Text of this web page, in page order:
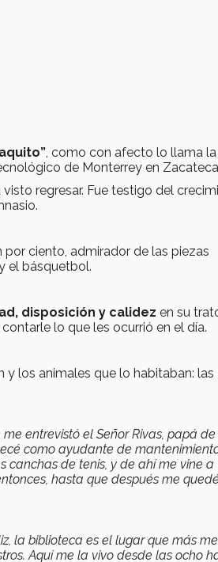
, como con afecto lo llama la
de Monterrey en
regresar. Fue testigo del
ciento, admirador de las piezas
el básquetbol.
disposición y calidez en su
lo que les ocurrió en el día.
y los animales que lo habitaban: las
entrevistó el Señor Rivas, papá
como ayudante de
canchas de tenis, y de ahí me vine a
hasta que después me
la biblioteca es el lugar que más
Aquí me la vivo desde las ocho